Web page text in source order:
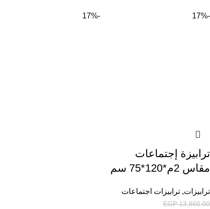
-17%
ترابيزة إجتماعات
مقاس 2م*120*75 سم
ترابيزات, ترابيزات اجتماعات
EGP13,860.00
-17%